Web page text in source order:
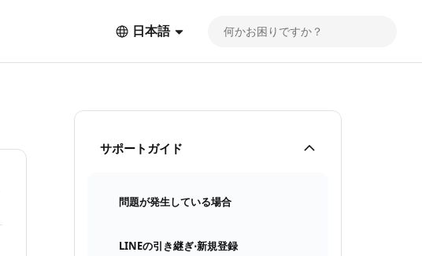
日本語
サポートガイド
問題が発生している場合
LINEの引き継ぎ⋅新規登録